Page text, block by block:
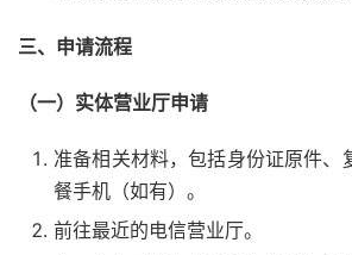
三、申请流程
（一）实体营业厅申请
准备相关材料，包括身份证原件、
餐手机（如有）。
前往最近的电信营业厅。